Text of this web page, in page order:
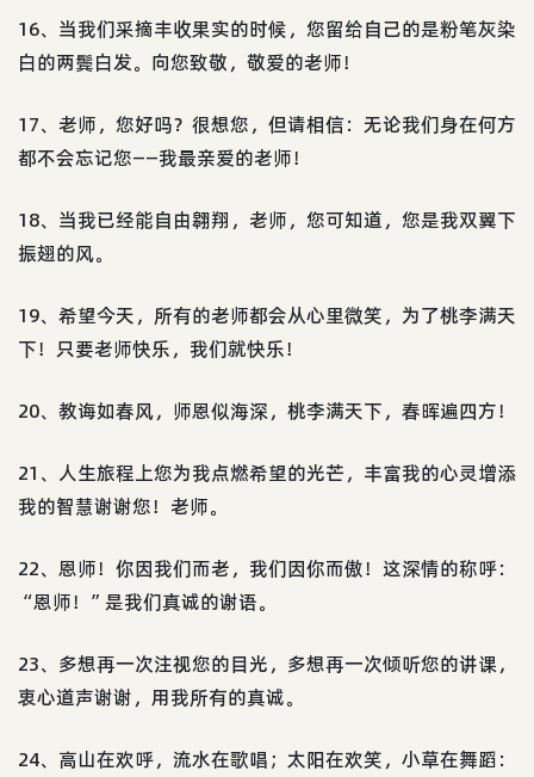
16、当我们采摘丰收果实的时候，您留给自己的是粉笔灰染
白的两鬓白发。向您致敬，敬爱的老师！
17、老师，您好吗？很想您，但请相信：无论我们身在何方
都不会忘记您——我最亲爱的老师！
18、当我已经能自由翱翔，老师，您可知道，您是我双翼下
振翅的风。
19、希望今天，所有的老师都会从心里微笑，为了桃李满天
下！只要老师快乐，我们就快乐！
20、教诲如春风，师恩似海深，桃李满天下，春晖遍四方！
21、人生旅程上您为我点燃希望的光芒，丰富我的心灵增添
我的智慧谢谢您！老师。
22、恩师！你因我们而老，我们因你而傲！这深情的称呼：
“恩师！”是我们真诚的谢语。
23、多想再一次注视您的目光，多想再一次倾听您的讲课，
衷心道声谢谢，用我所有的真诚。
24、高山在欢呼，流水在歌唱；太阳在欢笑，小草在舞蹈：